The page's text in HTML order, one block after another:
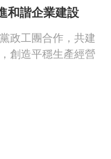
和諧企業建設
政工團合作，共建
創造平穩生產經營